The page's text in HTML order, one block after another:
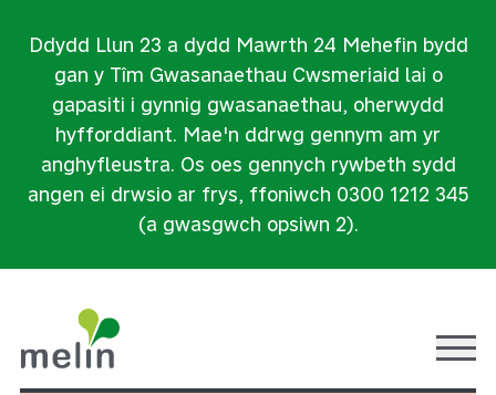
Ddydd Llun 23 a dydd Mawrth 24 Mehefin bydd
gan y Tîm Gwasanaethau Cwsmeriaid lai o
gapasiti i gynnig gwasanaethau, oherwydd
hyfforddiant. Mae'n ddrwg gennym am yr
anghyfleustra. Os oes gennych rywbeth sydd
angen ei drwsio ar frys, ffoniwch 0300 1212 345
(a gwasgwch opsiwn 2).